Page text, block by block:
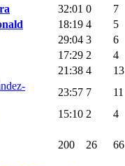
32:01 0 7
18:19 4 5
29:04 3 6
17:29 2 4
21:38 4 13
23:57 7 11
15:10 2 4
200 26 66